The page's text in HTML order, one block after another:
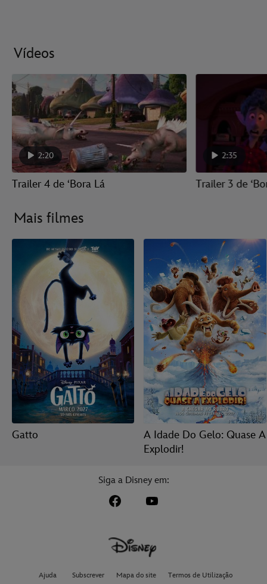
Vídeos
2:20
Trailer 4 de ‘Bora Lá
2:35
Trailer 3 de
Mais filmes
Gatto
A Idade Do Gelo: Quase A
Explodir!
Siga a Disney em:
Ajuda Subscrever Mapa do site Termos de Utilização